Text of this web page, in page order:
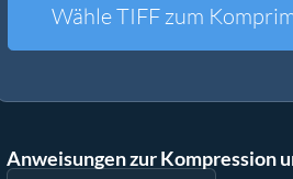
Weitere Tools
Wähle TIFF zum
Anweisungen zur Kompression